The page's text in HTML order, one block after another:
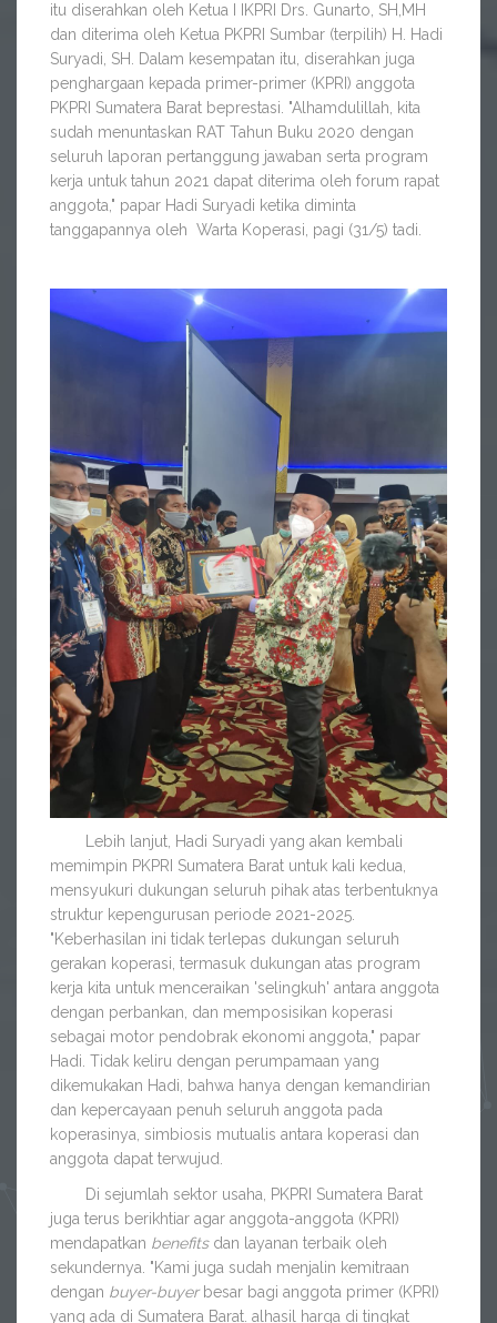
itu diserahkan oleh Ketua I IKPRI Drs. Gunarto, SH,MH
dan diterima oleh Ketua PKPRI Sumbar (terpilih) H. Hadi
Suryadi, SH. Dalam kesempatan itu, diserahkan juga
penghargaan kepada primer-primer (KPRI) anggota
PKPRI Sumatera Barat beprestasi. "Alhamdulillah, kita
sudah menuntaskan RAT Tahun Buku 2020 dengan
seluruh laporan pertanggung jawaban serta program
kerja untuk tahun 2021 dapat diterima oleh forum rapat
anggota," papar Hadi Suryadi ketika diminta
tanggapannya oleh Warta Koperasi, pagi (31/5) tadi.
Lebih lanjut, Hadi Suryadi yang akan kembali
memimpin PKPRI Sumatera Barat untuk kali kedua,
mensyukuri dukungan seluruh pihak atas terbentuknya
struktur kepengurusan periode 2021-2025.
"Keberhasilan ini tidak terlepas dukungan seluruh
gerakan koperasi, termasuk dukungan atas program
kerja kita untuk menceraikan 'selingkuh' antara anggota
dengan perbankan, dan memposisikan koperasi
sebagai motor pendobrak ekonomi anggota," papar
Hadi. Tidak keliru dengan perumpamaan yang
dikemukakan Hadi, bahwa hanya dengan kemandirian
dan kepercayaan penuh seluruh anggota pada
koperasinya, simbiosis mutualis antara koperasi dan
anggota dapat terwujud.
Di sejumlah sektor usaha, PKPRI Sumatera Barat
juga terus berikhtiar agar anggota-anggota (KPRI)
mendapatkan benefitsdan layanan terbaik oleh
sekundernya. "Kami juga sudah menjalin kemitraan
dengan buyer-buyerbesar bagi anggota primer (KPRI)
yang ada di Sumatera Barat. alhasil harga di tingkat